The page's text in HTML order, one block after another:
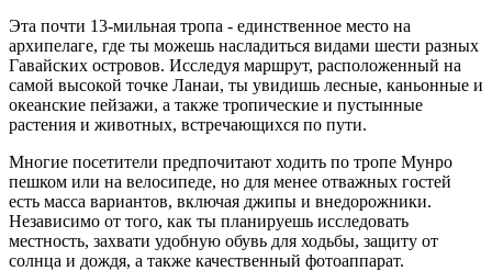
Эта почти 13-мильная тропа - единственное место на
архипелаге, где ты можешь насладиться видами шести разных
Гавайских островов. Исследуя маршрут, расположенный на
самой высокой точке Ланаи, ты увидишь лесные, каньонные и
океанские пейзажи, а также тропические и пустынные
растения и животных, встречающихся по пути.
Многие посетители предпочитают ходить по тропе Мунро
пешком или на велосипеде, но для менее отважных гостей
есть масса вариантов, включая джипы и внедорожники.
Независимо от того, как ты планируешь исследовать
местность, захвати удобную обувь для ходьбы, защиту от
солнца и дождя, а также качественный фотоаппарат.